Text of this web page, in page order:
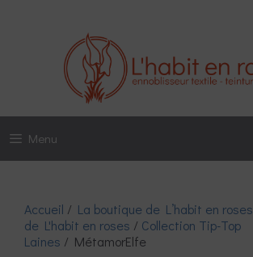
Menu
Accueil / La boutique de L’habit en roses
de L'habit en roses / Collection Tip-Top
Laines / MétamorElfe